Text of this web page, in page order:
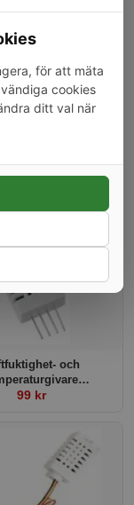
(DS18B20)
och
DHT22)
99 kr
för att mäta
cookies
ditt val när